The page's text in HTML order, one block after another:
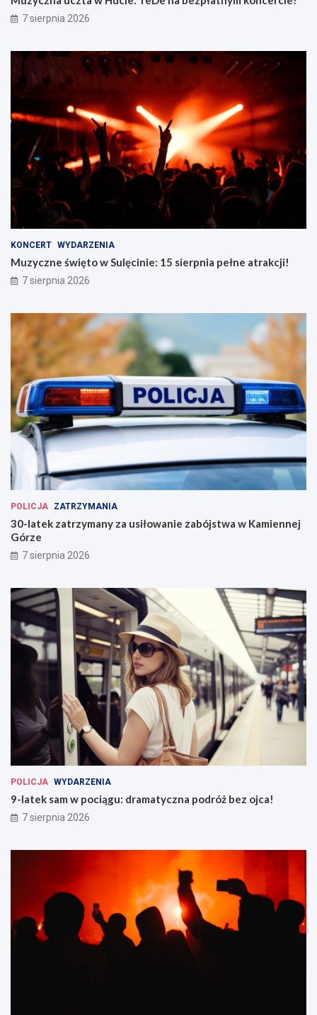
7 sierpnia 2026
KONCERT WYDARZENIA
Muzyczne święto w Sulęcinie: 15 sierpnia pełne atrakcji!
7 sierpnia 2026
POLICJA ZATRZYMANIA
30-latek zatrzymany za usiłowanie zabójstwa w Kamiennej
Górze
7 sierpnia 2026
POLICJA WYDARZENIA
9-latek sam w pociągu: dramatyczna podróż bez ojca!
7 sierpnia 2026